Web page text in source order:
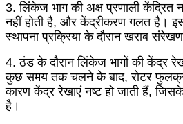
3. लिंकेज भाग की अक्ष प्रणाली
नहीं होती है, और केंद्रीकरण गलत है।
स्थापना प्रक्रिया के दौरान खराब
4. ठंड के दौरान लिंकेज भागों की केंद्र
कुछ समय तक चलने के बाद, रोटर
कारण केंद्र रेखाएं नष्ट हो जाती हैं,
है।